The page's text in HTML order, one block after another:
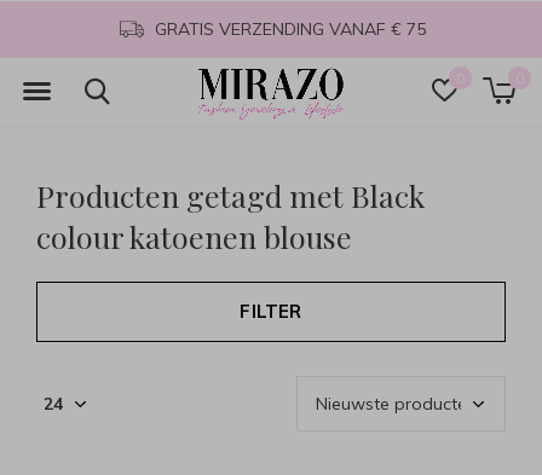
0 0
GRATIS VERZENDING VANAF € 75
Producten getagd met Black
colour katoenen blouse
FILTER